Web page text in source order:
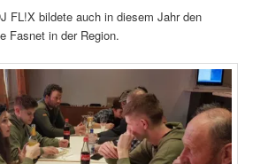
FL!X bildete auch in diesem Jahr den
Fasnet in der Region.